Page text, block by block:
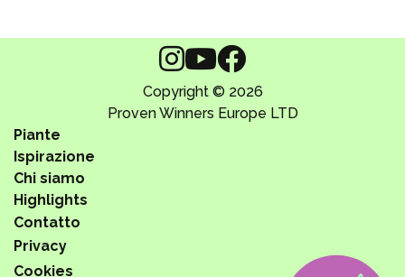
Copyright © 2026
Proven Winners Europe LTD
Piante
Ispirazione
Chi siamo
Privacy
Cookies
Highlights
Contatto